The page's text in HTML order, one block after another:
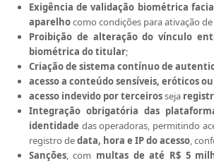
Exigência de validação biométrica
aparelhocomo condições para ativação
Proibição de alteração do vínculo
biométrica do titular;
Criação de sistema contínuo de
acesso a conteúdo sensíveis, eróticos
acesso indevido por terceirosseja
Integração obrigatória das
identidade das operadoras, permitindo
registro dedata, hora e IP do acesso,
Sanções, com multas de até R$ 5